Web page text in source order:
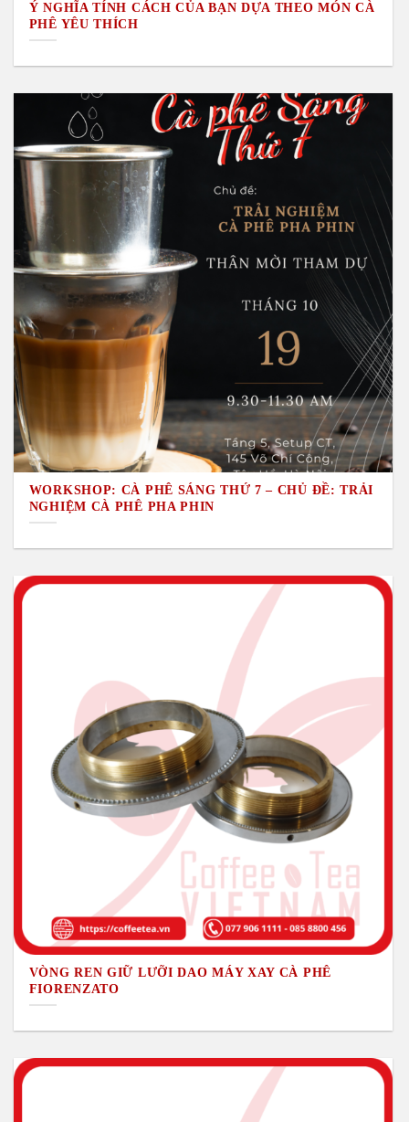
Ý NGHĨA TÍNH CÁCH CỦA BẠN DỰA THEO MÓN CÀ
PHÊ YÊU THÍCH
WORKSHOP: CÀ PHÊ SÁNG THỨ 7 – CHỦ ĐỀ: TRẢI
NGHIỆM CÀ PHÊ PHA PHIN
VÒNG REN GIỮ LƯỠI DAO MÁY XAY CÀ PHÊ
FIORENZATO